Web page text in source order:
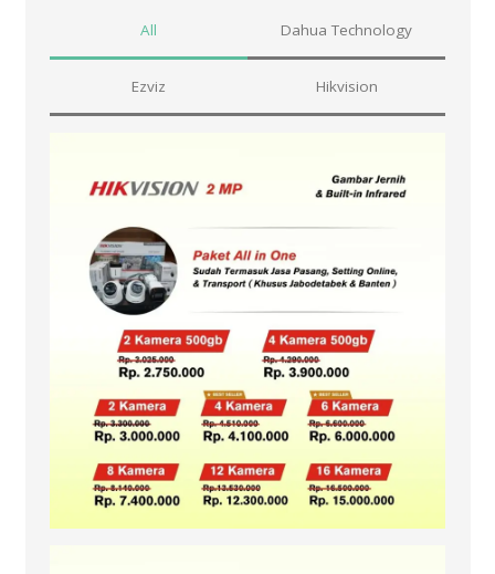
All Dahua Technology
Ezviz Hikvision